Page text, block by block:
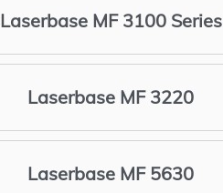
Laserbase MF 3100 Series
Laserbase MF 3220
Laserbase MF 5630